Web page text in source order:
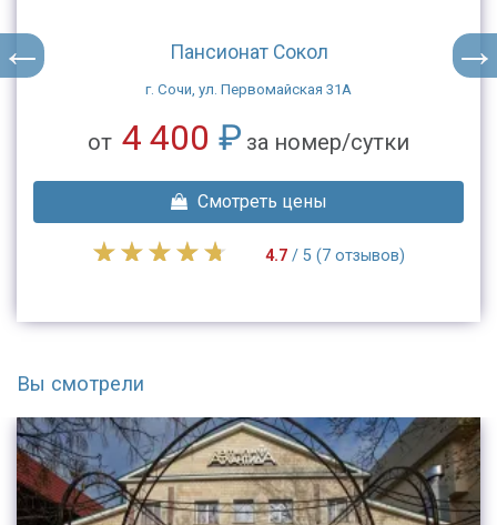
Пансионат Сокол
г. Сочи, ул. Первомайская 31А
от 4 400 ₽ за номер/сутки
Смотреть цены
4.7/ 5 (7 отзывов)
Вы смотрели